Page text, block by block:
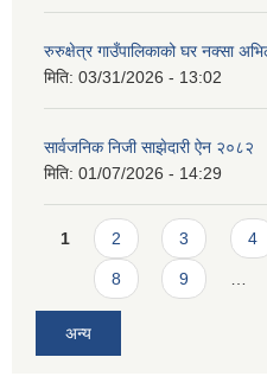
रुरुक्षेत्र गाउँपालिकाको घर नक्सा
मिति: 03/31/2026 - 13:02
सार्वजनिक निजी साझेदारी ऐन २०८२
मिति: 01/07/2026 - 14:29
Pages
1 2 3 4
8 9
अन्य